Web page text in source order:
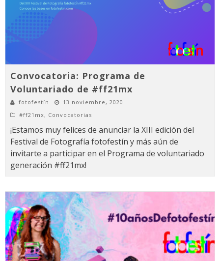
Convocatoria: Programa de
Voluntariado de #ff21mx
fotofestín
13 noviembre, 2020
#ff21mx, Convocatorias
¡Estamos muy felices de anunciar la XIII edición del
Festival de Fotografía fotofestín y más aún de
invitarte a participar en el Programa de voluntariado
generación #ff21mx!